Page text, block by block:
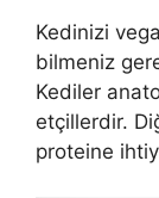
Kedinizi
bilmeniz
Kediler
etçillerdir.
proteine